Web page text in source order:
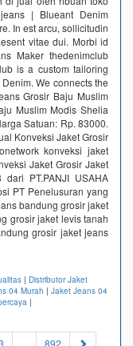
| Blueant Denim
In est arcu, sollicitudin
vitae dui. Morbi id
Maker thedenimclub
is a custom tailoring
We connects the
Grosir Baju Muslim
Muslim Modis Shelia
Satuan: Rp. 83000.
Konveksi Jaket Grosir
konveksi jaket
Jaket Grosir Jaket
PT.PANJI USAHA
PT Penelusuran yang
bandung grosir jaket
grosir jaket levis tanah
grosir jaket jeans
| Distributor Jaket
04 Murah | Jaket Jeans 04
|
892